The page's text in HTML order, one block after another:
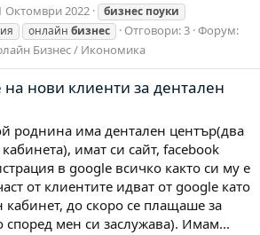
Октомври 2022 бизнес поуки
онлайн бизнес Отговори: 3 Форум:
Бизнес / Икономика
нови клиенти за дентален
роднина има дентален център(два
имат си сайт, facebook
в google всичко както си му е
от клиентите идват от google като
кабинет, до скоро се плащаше за
според мен си заслужава). Имам...